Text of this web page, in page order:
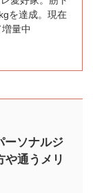
を達成。現在
量中
ーソナルジ
や通うメリ